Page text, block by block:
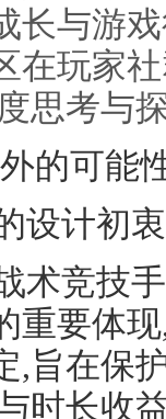
长与游
在玩家
思考与
的可能
设计初衷
术竞技
重要体
,旨在保
时长收